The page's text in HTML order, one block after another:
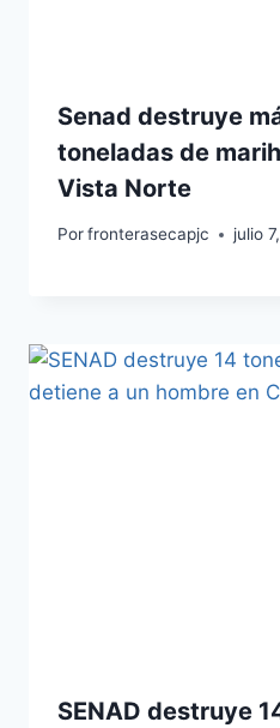
Senad destruye
toneladas de
Vista Norte
Porfronterasecapjc julio
SENAD destruye